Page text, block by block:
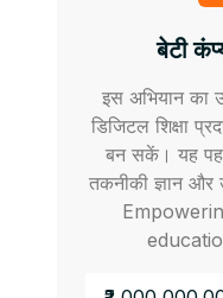
बेटी
इस अभियान का
डिजिटल शिक्षा
बन सकें। यह
तकनीकी ज्ञान और